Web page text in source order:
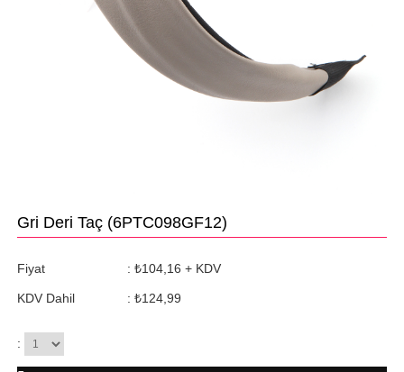
Gri Deri Taç (6PTC098GF12)
Fiyat : ₺104,16 + KDV
KDV Dahil : ₺124,99
: